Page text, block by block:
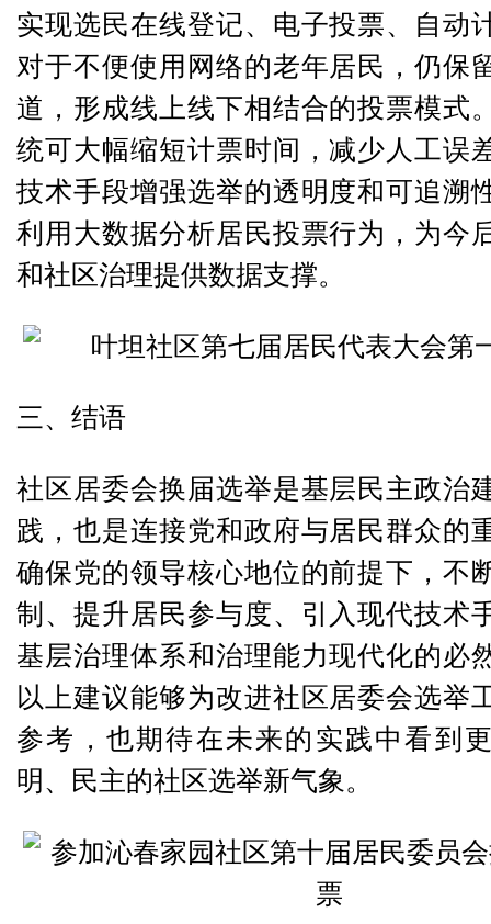
实现选民在线登记、电子投票、自动
对于不便使用网络的老年居民，仍保
道，形成线上线下相结合的投票模式
统可大幅缩短计票时间，减少人工误
技术手段增强选举的透明度和可追溯
利用大数据分析居民投票行为，为今
和社区治理提供数据支撑。
三、结语
社区居委会换届选举是基层民主政治
践，也是连接党和政府与居民群众的
确保党的领导核心地位的前提下，不
制、提升居民参与度、引入现代技术
基层治理体系和治理能力现代化的必
以上建议能够为改进社区居委会选举
参考，也期待在未来的实践中看到
明、民主的社区选举新气象。